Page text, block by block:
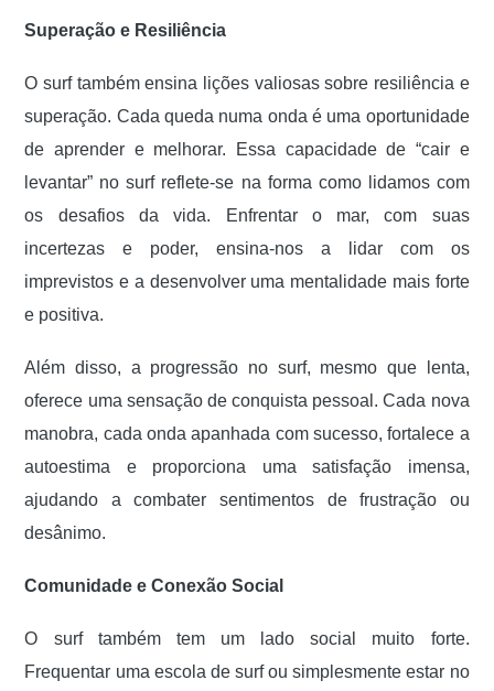
Superação e Resiliência
O surf também ensina lições valiosas sobre resiliência e
superação. Cada queda numa onda é uma oportunidade
de aprender e melhorar. Essa capacidade de “cair e
levantar” no surf reflete-se na forma como lidamos com
os desafios da vida. Enfrentar o mar, com suas
incertezas e poder, ensina-nos a lidar com os
imprevistos e a desenvolver uma mentalidade mais forte
e positiva.
Além disso, a progressão no surf, mesmo que lenta,
oferece uma sensação de conquista pessoal. Cada nova
manobra, cada onda apanhada com sucesso, fortalece a
autoestima e proporciona uma satisfação imensa,
ajudando a combater sentimentos de frustração ou
desânimo.
Comunidade e Conexão Social
O surf também tem um lado social muito forte.
Frequentar uma escola de surf ou simplesmente estar no